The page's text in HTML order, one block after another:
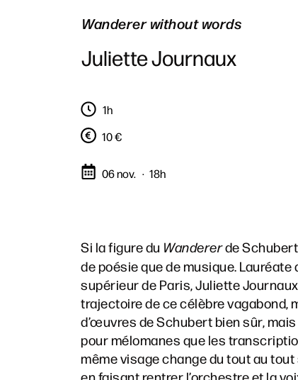
Wanderer without words
Juliette Journaux
1h
10 €
06 nov. 18h
Si la figure du Wandererde
de poésie que de musique.
supérieur de Paris, Juliette
trajectoire de ce célèbre vagabond,
d’œuvres de Schubert bien sûr,
pour mélomanes que les
même visage change du tout au
en faisant rentrer l’orchestre et la